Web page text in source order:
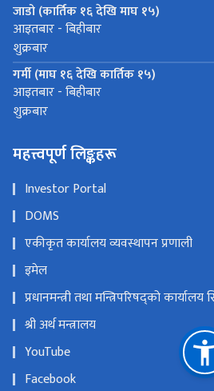
जाडो (कार्तिक १६ देखि माघ १५)
आइतबार - बिहीबार
शुक्रबार
गर्मी (माघ १६ देखि कार्तिक १५)
आइतबार - बिहीबार
शुक्रबार
महत्त्वपूर्ण लिङ्कहरू
Investor Portal
DOMS
एकीकृत कार्यालय व्यवस्थापन प्रणाली
इमेल
प्रधानमन्त्री तथा मन्त्रिपरिषद्को
श्री अर्थ मन्त्रालय
YouTube
Facebook